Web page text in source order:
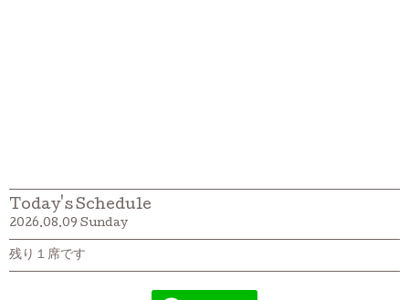
Today's Schedule
2026.08.09 Sunday
残り１席です